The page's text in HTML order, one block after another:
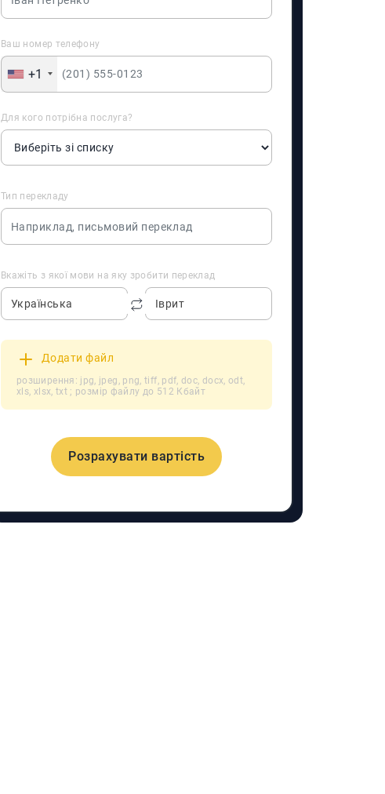
Ваш номер телефону
+1
Для кого потрібна послуга?
Тип перекладу
Вкажіть з якої мови на яку зробити переклад
Українська Іврит
Додати файл
розширення: jpg, jpeg, png, tiff, pdf, doc, docx, odt,
xls, xlsx, txt ; розмір файлу до 512 Кбайт
Розрахувати вартість